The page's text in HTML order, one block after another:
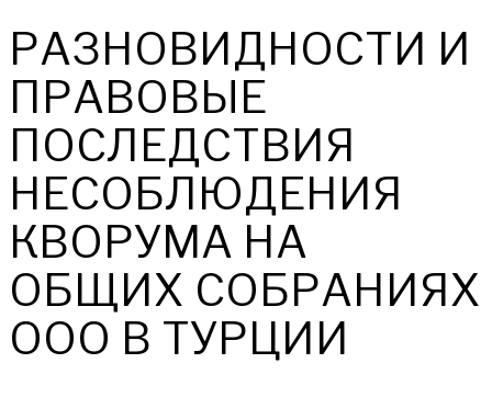
РАЗНОВИДНОСТИ И
ПРАВОВЫЕ
ПОСЛЕДСТВИЯ
НЕСОБЛЮДЕНИЯ
КВОРУМА НА
ОБЩИХ СОБРАНИЯХ
ООО В ТУРЦИИ